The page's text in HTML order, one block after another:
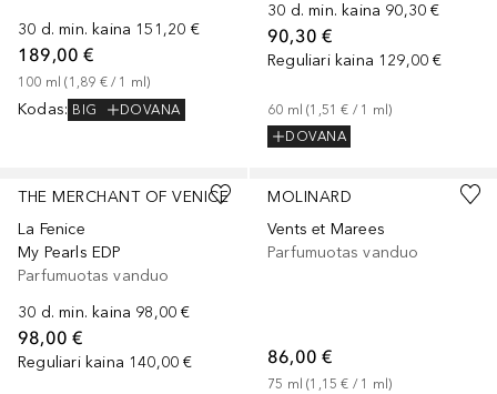
30 d. min. kaina 151,20 €
189,00 €
100 ml (1,89 € / 1 ml)
Kodas: BIG DOVANA
30 d. min. kaina 90,30 €
90,30 €
Reguliari kaina 129,00 €
60 ml (1,51 € / 1 ml)
DOVANA
THE MERCHANT OF VENICE
La Fenice
My Pearls EDP
Parfumuotas vanduo
30 d. min. kaina 98,00 €
98,00 €
Reguliari kaina 140,00 €
MOLINARD
Vents et Marees
Parfumuotas vanduo
86,00 €
75 ml (1,15 € / 1 ml)